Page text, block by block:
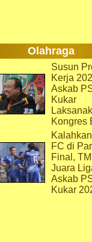
Olahraga
Susun
Kerja
Askab
Kukar
Kongres
FC di
Final,
Juara
Askab
Kukar